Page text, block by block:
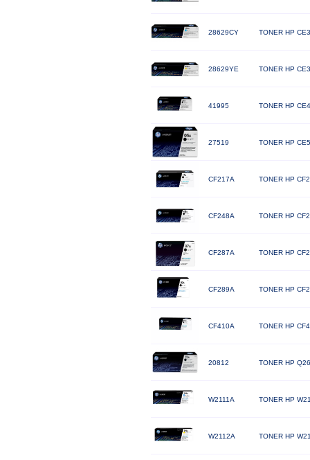
28629CY TONER HP
28629YE TONER HP
41995 TONER HP
27519 TONER HP
CF217A TONER HP
CF248A TONER HP
CF287A TONER HP
CF289A TONER HP
CF410A TONER HP
20812 TONER HP
W2111A TONER HP
W2112A TONER HP